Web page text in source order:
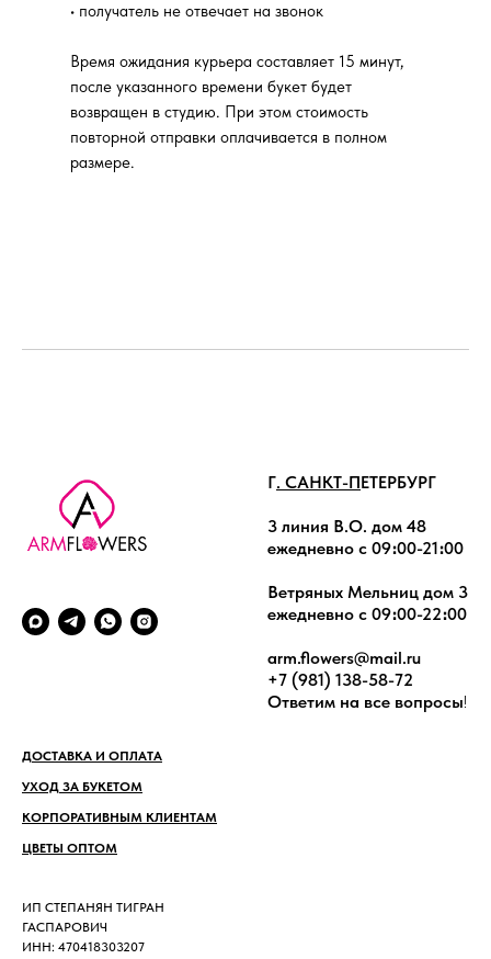
• получатель не отвечает на звонок
Время ожидания курьера составляет 15 минут,
после указанного времени букет будет
возвращен в студию. При этом стоимость
повторной отправки оплачивается в полном
размере.
Г. САНКТ-ПЕТЕРБУРГ
3 линия В.О. дом 48
ежедневно с 09։00-21։00
Ветряных Мельниц дом 3
ежедневно с 09։00-22։00
arm.flowers@mail.ru
+7 (981) 138-58-72
Ответим на все вопросы!
ДОСТАВКА И ОПЛАТА
УХОД ЗА БУКЕТОМ
КОРПОРАТИВНЫМ КЛИЕНТАМ
ЦВЕТЫ ОПТОМ
ИП СТЕПАНЯН ТИГРАН
ГАСПАРОВИЧ
ИНН: 470418303207